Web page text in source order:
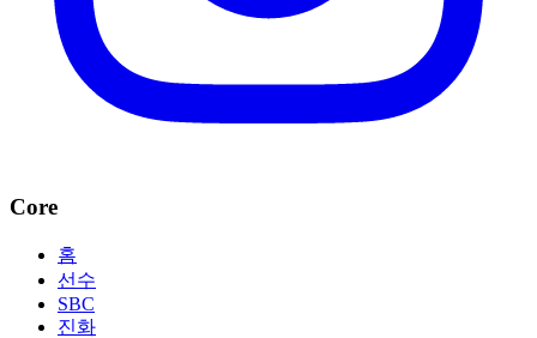
Core
홈
선수
SBC
진화